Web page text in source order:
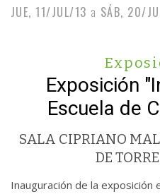
JUE, 11/JUL/13 a SÁB, 20/
Exposición
Escuela de
SALA CIPRIANO
DE
Inauguración de la exposición